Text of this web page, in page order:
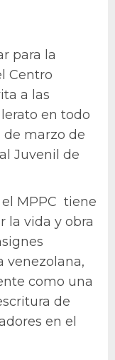
para la
Centro
a las
en todo
de marzo de
Juvenil de
MPPC tiene
la vida y obra
venezolana,
como una
de
en el